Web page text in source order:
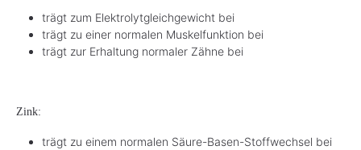
trägt zum Elektrolytgleichgewicht bei
trägt zu einer normalen Muskelfunktion bei
trägt zur Erhaltung normaler Zähne bei
Zink:
trägt zu einem normalen Säure-Basen-Stoffwechsel bei